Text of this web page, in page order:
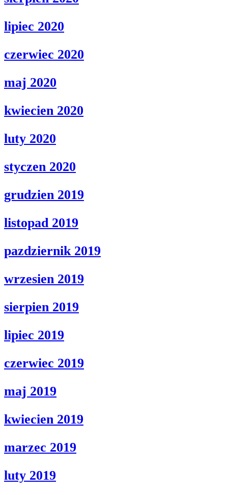
lipiec 2020
czerwiec 2020
maj 2020
kwiecien 2020
luty 2020
styczen 2020
grudzien 2019
listopad 2019
pazdziernik 2019
wrzesien 2019
sierpien 2019
lipiec 2019
czerwiec 2019
maj 2019
kwiecien 2019
marzec 2019
luty 2019